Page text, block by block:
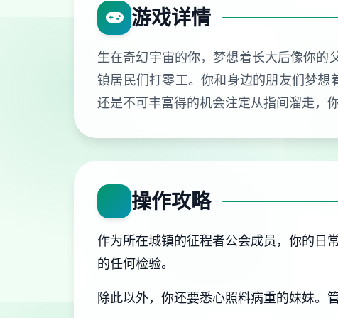
游戏详情
生在奇幻宇宙的你，梦想着长大后像你
镇居民们打零工。你和身边的朋友们梦
还是不可丰富得的机会注定从指间溜走，
操作攻略
作为所在城镇的征程者公会成员，你的
的任何检验。
除此以外，你还要悉心照料病重的妹妹。